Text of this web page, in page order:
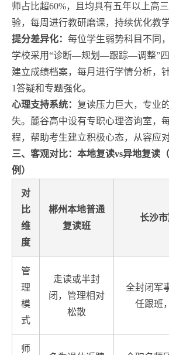
师占比超60%，且均具有五年以上高
验，每周进行教研磨课，持续优化教学
提分差异化： 每位学生弱势科目不同
学校采用“诊断—规划—跟踪—调整”
建立成绩档案，每月进行学情分析，
1答疑和专题强化。
心理支持系统： 复读压力巨大，专业
失。麓谷高中设有专职心理咨询室，
程，帮助考生建立积极心态，从容应
三、客观对比：本地复读vs异地复读
例）
对
比
维
度
郴州本地普通
复读班
长沙
管
理
模
式
走读或半封
闭，管理相对
松散
全封闭军
任跟班
师